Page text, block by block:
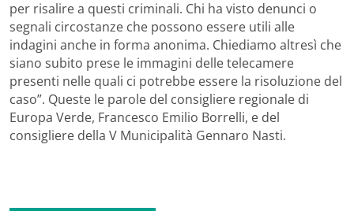
per risalire a questi criminali. Chi ha visto denunci o
segnali circostanze che possono essere utili alle
indagini anche in forma anonima. Chiediamo altresì che
siano subito prese le immagini delle telecamere
presenti nelle quali ci potrebbe essere la risoluzione del
caso”. Queste le parole del consigliere regionale di
Europa Verde, Francesco Emilio Borrelli, e del
consigliere della V Municipalità Gennaro Nasti.